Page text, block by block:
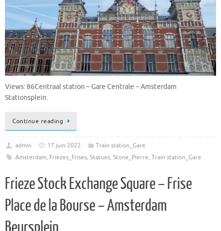
Views: 86Centraal station – Gare Centrale – Amsterdam
Stationsplein.
Continue reading
admin 17 juin 2022
Train station_Gare
Amsterdam, Friezes_Frises, Statues, Stone_Pierre, Train station_Gare
Frieze Stock Exchange Square – Frise
Place de la Bourse – Amsterdam